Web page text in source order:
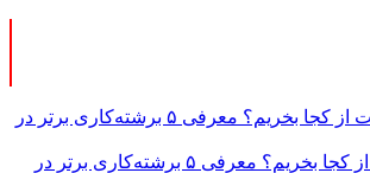
قهوه باکیفیت از کجا بخریم؟ معرفی ۵ برشته‌کاری برتر در